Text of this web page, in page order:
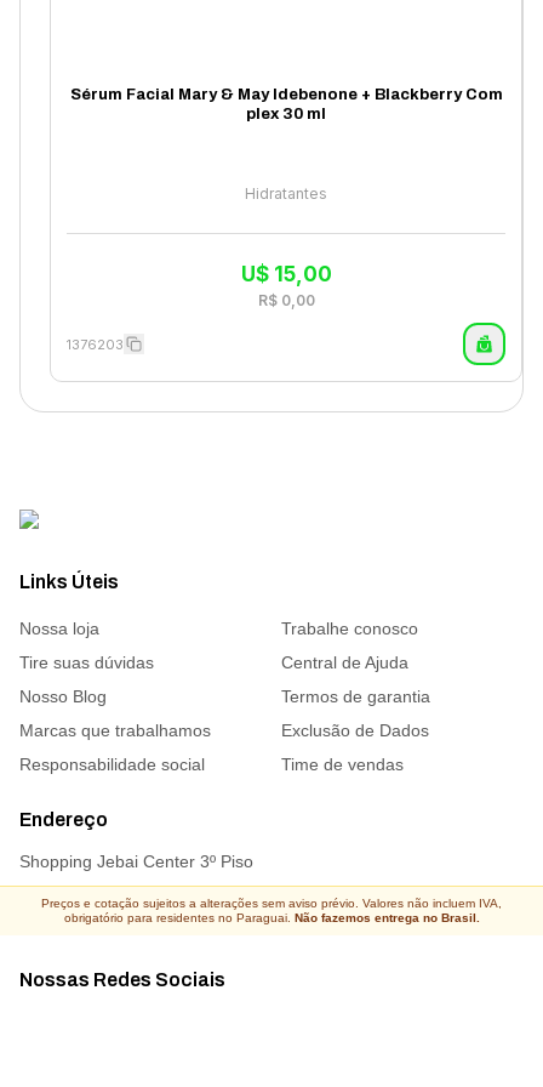
Sérum Facial Mary & May Idebenone + Blackberry Com
plex 30 ml
Hidratantes
U$ 15,00
R$ 0,00
1376203
Links Úteis
Nossa loja
Trabalhe conosco
Tire suas dúvidas
Central de Ajuda
Nosso Blog
Termos de garantia
Marcas que trabalhamos
Exclusão de Dados
Responsabilidade social
Time de vendas
Endereço
Shopping Jebai Center 3º Piso
Nossas Redes Sociais
Preços e cotação sujeitos a alterações sem aviso prévio. Valores não incluem IVA,
obrigatório para residentes no Paraguai. Não fazemos entrega no Brasil.